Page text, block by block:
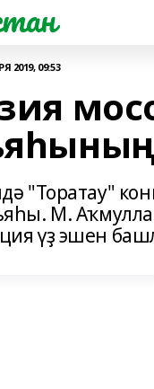
2019, 09:53
"Торатау"
М. Аҡмулла
үҙ эшен